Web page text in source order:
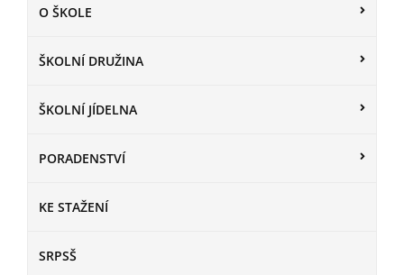
O ŠKOLE
ŠKOLNÍ DRUŽINA
ŠKOLNÍ JÍDELNA
PORADENSTVÍ
KE STAŽENÍ
SRPSŠ